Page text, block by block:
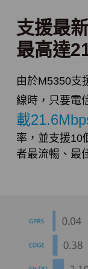
支援最
最高達
由於M5350支
線時，只要電
載
率，並支援10
者最流暢、最